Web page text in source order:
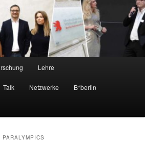
Lehre
Talk Netzwerke B*berlin
PARALYMPICS